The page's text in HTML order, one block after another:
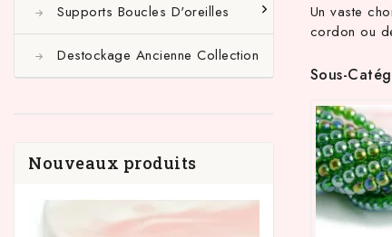
Argent
Supports Boucles D'oreilles
Destockage Ancienne Collection
Nouveaux produits
Un vaste
cordon ou
Sous-